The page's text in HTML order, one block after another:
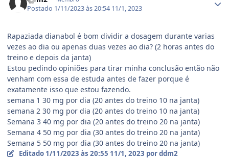
Postado 1/11/2023 às 20:54 11/1, 2023
Rapaziada dianabol é bom dividir a dosagem durante varias
vezes ao dia ou apenas duas vezes ao dia? (2 horas antes do
treino e depois da janta)
Estou pedindo opiniões para tirar minha conclusão então não
venham com essa de estuda antes de fazer porque é
exatamente isso que estou fazendo.
semana 1 30 mg por dia (20 antes do treino 10 na janta)
semana 2 30 mg por dia (20 antes do treino 10 na janta)
Semana 3 40 mg por dia (20 antes do treino 20 na janta)
Semana 4 50 mg por dia (30 antes do treino 20 na janta)
Semana 5 50 mg por dia (30 antes do treino 20 na janta)
Editado 1/11/2023 às 20:55 11/1, 2023 por ddm2